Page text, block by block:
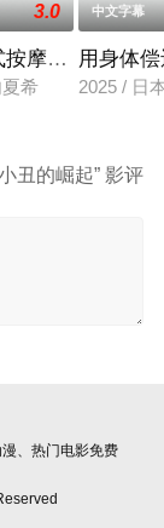
3.0
摩的已婚女子
希
中文字幕
用身体
2025 / 日
丑的崛起” 影评
、热门电影免费